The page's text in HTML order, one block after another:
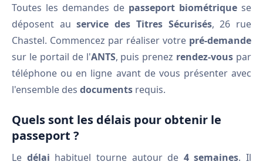
Toutes les demandes de passeport biométrique se
déposent auservice des Titres Sécurisés, 26 rue
Chastel. Commencez par réaliser votre pré-demande
sur le portail de l'ANTS, puis prenez rendez-vous par
téléphone ou en ligne avant de vous présenter avec
l'ensemble des documents requis.
Quels sont les délais pour obtenir le
passeport ?
Le délai habituel tourne autour de 4 semaines. Il